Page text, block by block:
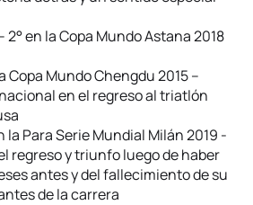
en la Copa Mundo Astana 2018
Copa Mundo Chengdu 2015 –
en el regreso al triatlón
la Para Serie Mundial Milán 2019 -
regreso y triunfo luego de haber
antes y del fallecimiento de su
de la carrera